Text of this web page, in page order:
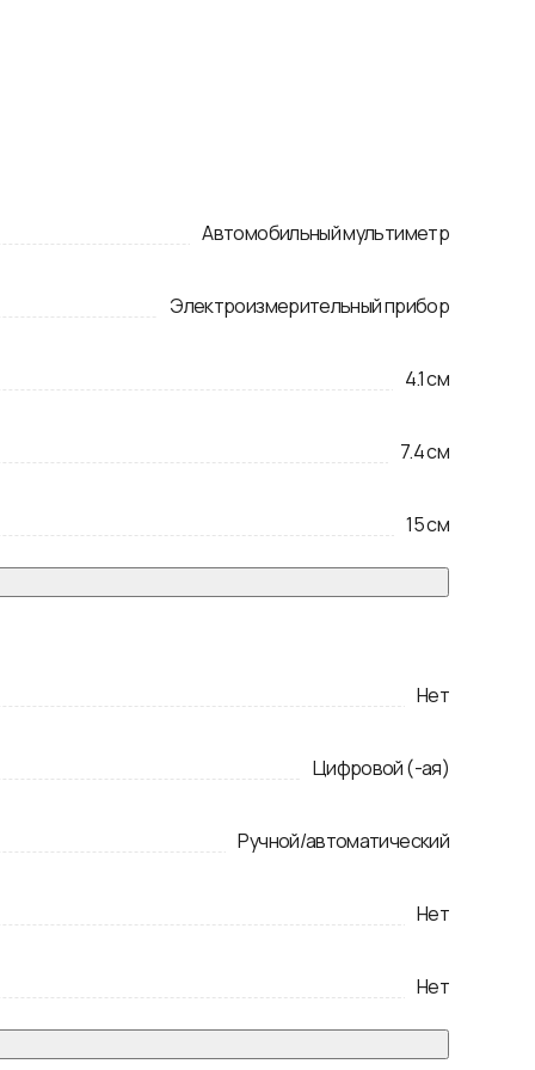
Автомобильный мультиметр
Электроизмерительный прибор
4.1см
7.4см
15см
Нет
Цифровой (-ая)
Ручной/автоматический
Нет
Нет